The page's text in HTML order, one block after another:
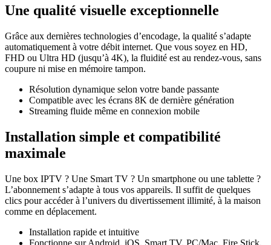
Une qualité visuelle exceptionnelle
Grâce aux dernières technologies d’encodage, la qualité s’adapte
automatiquement à votre débit internet. Que vous soyez en HD,
FHD ou Ultra HD (jusqu’à 4K), la fluidité est au rendez-vous, sans
coupure ni mise en mémoire tampon.
Résolution dynamique selon votre bande passante
Compatible avec les écrans 8K de dernière génération
Streaming fluide même en connexion mobile
Installation simple et compatibilité
maximale
Une box IPTV ? Une Smart TV ? Un smartphone ou une tablette ?
L’abonnement s’adapte à tous vos appareils. Il suffit de quelques
clics pour accéder à l’univers du divertissement illimité, à la maison
comme en déplacement.
Installation rapide et intuitive
Fonctionne sur Android, iOS, Smart TV, PC/Mac, Fire Stick,